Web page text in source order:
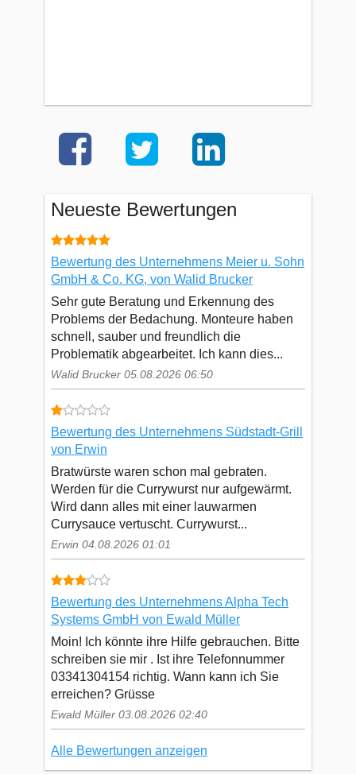
Neueste Bewertungen
Bewertung des Unternehmens Meier u. Sohn
GmbH & Co. KG, von Walid Brucker
Sehr gute Beratung und Erkennung des
Problems der Bedachung. Monteure haben
schnell, sauber und freundlich die
Problematik abgearbeitet. Ich kann dies...
Walid Brucker 05.08.2026 06:50
Bewertung des Unternehmens Südstadt-Grill
von Erwin
Bratwürste waren schon mal gebraten.
Werden für die Currywurst nur aufgewärmt.
Wird dann alles mit einer lauwarmen
Currysauce vertuscht. Currywurst...
Erwin 04.08.2026 01:01
Bewertung des Unternehmens Alpha Tech
Systems GmbH von Ewald Müller
Moin! Ich könnte ihre Hilfe gebrauchen. Bitte
schreiben sie mir . Ist ihre Telefonnummer
03341304154 richtig. Wann kann ich Sie
erreichen? Grüsse
Ewald Müller 03.08.2026 02:40
Alle Bewertungen anzeigen